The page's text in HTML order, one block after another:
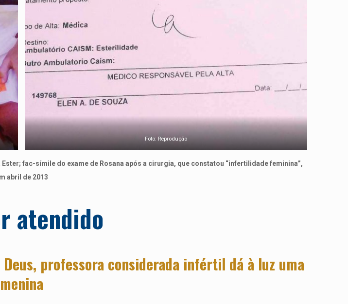
Foto: Reprodução
fac-símile do exame de Rosana após a cirurgia, que constatou “infertilidade feminina”,
abril de 2013
atendido
professora considerada infértil dá à luz uma
menina